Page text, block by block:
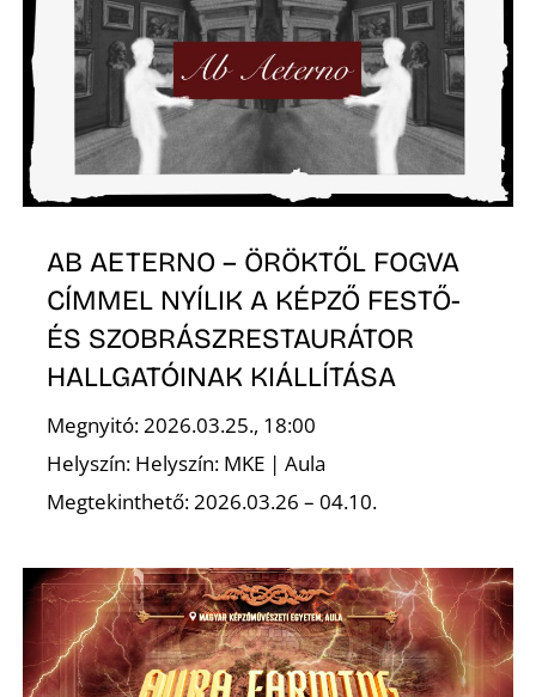
AB AETERNO – ÖRÖKTŐL FOGVA
CÍMMEL NYÍLIK A KÉPZŐ FESTŐ-
ÉS SZOBRÁSZRESTAURÁTOR
HALLGATÓINAK KIÁLLÍTÁSA
Megnyitó: 2026.03.25., 18:00
Helyszín: Helyszín: MKE | Aula
Megtekinthető: 2026.03.26 – 04.10.